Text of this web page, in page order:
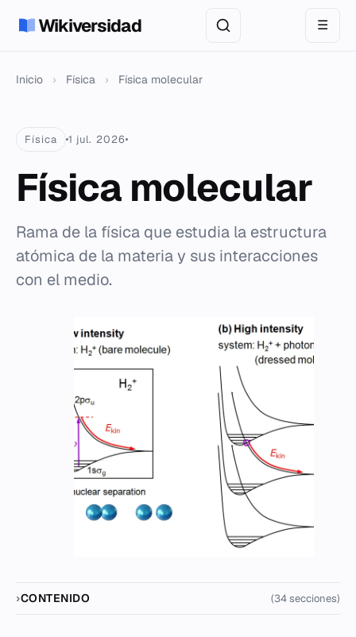
Wikiversidad ☰
Inicio › Física › Física molecular
Física 1 jul. 2026
Física molecular
Rama de la física que estudia la estructura
atómica de la materia y sus interacciones
con el medio.
CONTENIDO (34 secciones)